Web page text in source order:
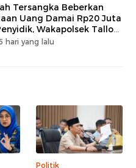
Tersangka Beberkan
Uang Damai Rp20 Juta
Wakapolsek Tallo
Soal Terima Uang Rp3
hari yang lalu
Politik